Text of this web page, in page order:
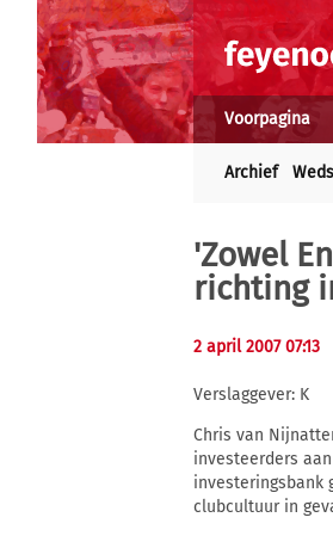
Voorpagina
Archief
'Zowel
richting
2 april 2007 07:13
Verslaggever: K
Chris van
investeerders
investeringsbank
clubcultuur in